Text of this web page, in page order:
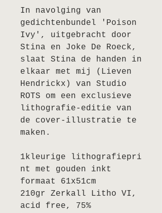
In navolging van
gedichtenbundel 'Poison
Ivy', uitgebracht door
Stina en Joke De Roeck,
slaat Stina de handen in
elkaar met mij (Lieven
Hendrickx) van Studio
ROTS om een exclusieve
lithografie-editie van
de cover-illustratie te
maken.
1kleurige lithografiepri
nt met gouden inkt
formaat 61x51cm
210gr Zerkall Litho VI,
acid free, 75%